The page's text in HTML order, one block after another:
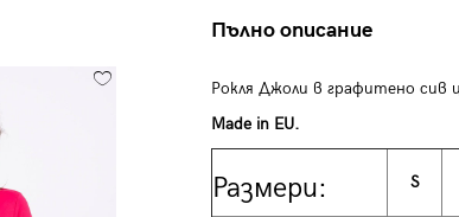
Пълно описание
Рокля Джоли в графитено сив
Made in EU.
Размери: S